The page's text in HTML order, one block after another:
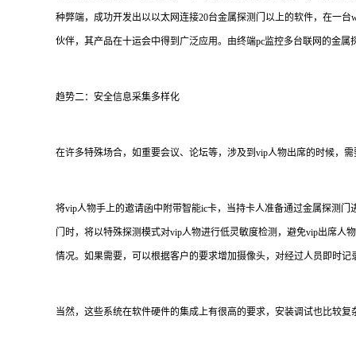
种弊端，成功开发出以以太网连接20台金属探测门以上的软件，在一
伙伴，其产品在十运会中得到广泛应用。由终端pc监控多台联网的金
趋势二：安全信息采集多样化
在许多特殊场合，如重要会议、论坛等，涉及到vip人物出席的时候，
将vip人物手上的邀请函中附带智能ic卡，当持卡人准备通过金属探测
门时，将以特殊探测模式对vip人物进行低灵敏度检测，避免vip出席人
情况。如果需要，可以根据客户的要求增加摄像头，对经过人员即时
当然，这些系统在软件硬件的集成上有很高的要求，安装调试也比较